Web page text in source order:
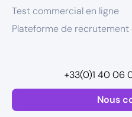
Test commercial en ligne
Plateforme de recrutement
Nous
+33(0)1 40 06